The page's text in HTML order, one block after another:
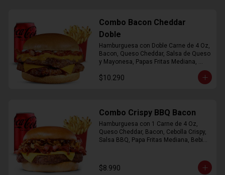
Combo Bacon Cheddar
Doble
Hamburguesa con Doble Carne de 4 Oz,
Bacon, Queso Cheddar, Salsa de Queso
y Mayonesa, Papas Fritas Mediana,
$10.290
Combo Crispy BBQ Bacon
Hamburguesa con 1 Carne de 4 Oz,
Queso Cheddar, Bacon, Cebolla Crispy,
Salsa BBQ, Papa Fritas Mediana, Bebida
$8.990